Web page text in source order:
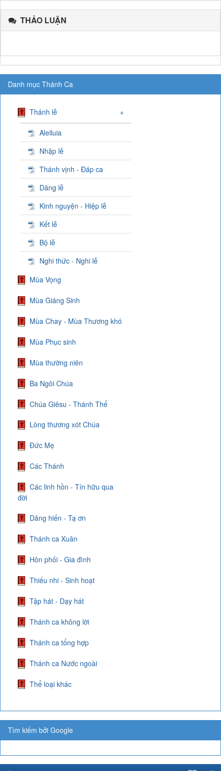
THẢO LUẬN
Danh mục Thánh Ca
Thánh lễ +
Alelluia
Nhập lễ
Thánh vịnh - Đáp ca
Dâng lễ
Kinh nguyện - Hiệp lễ
Kết lễ
Bộ lễ
Nghi thức - Nghi lễ
Mùa Vọng
Mùa Giáng Sinh
Mùa Chay - Mùa Thương khó
Mùa Phục sinh
Mùa thường niên
Ba Ngôi Chúa
Chúa Giêsu - Thánh Thể
Lòng thương xót Chúa
Đức Mẹ
Các Thánh
Các linh hồn - Tín hữu qua
đời
Dâng hiến - Tạ ơn
Thánh ca Xuân
Hôn phối - Gia đình
Thiếu nhi - Sinh hoạt
Tập hát - Dạy hát
Thánh ca không lời
Thánh ca tổng hợp
Thánh ca Nước ngoài
Thể loại khác
Tìm kiếm bởi Google